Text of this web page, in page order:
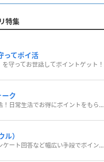
特集
ってポイ活
を守ってお世話してポイントゲット！
ーク
歩いてポイ活！日常生活でお得にポイントをもらおう
）
歩いたりアンケート回答など幅広い手段でポイントをゲット